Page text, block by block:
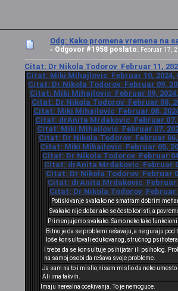
Odg: Kako promena vremena na
« Odgovor #1958 poslato: Februar 17,
Citat: Dr Nikola Todorov Februar 11,
Citat: Miki Mihajlovic Februar 10, 2024,
Citat: Dr Nikola Todorov Februar 09,
Citat: Miki Mihajlovic Februar 09, 2024,
Citat: Dr Nikola Todorov Februar 08,
Citat: Miki Mihajlovic Februar 08,
Citat: drAnita Mrdakovic Februar 07,
Citat: Miki Mihajlovic Februar 07,
Citat: Dr Nikola Todorov Februar 06,
Citat: Miki Mihajlovic Februar 05,
Citat: Dr Nikola Todorov Februar
Citat: drAnita Mrdakovic Februar
Citat: Dr Nikola Todorov Februar
Citat: drAnita Mrdakovic Februar
Citat: Dr Nikola Todorov Februar
Potiskivanje svakako ne smatram dobrim
Svakako nije dobar ako se često koristi, a
Primenjujemo svakako. Samo neko tako
Bitno je da se problemi rešavaju, a ne guraju
loše konsultovali edukovanog, stručnog
I treba da se konsultuje psihijatar ili psiholog.
na samoj osobi da rešava svoje probleme.
Ja sam na to i mislio,nisam mislio da neko
Ali ima takvih.
Imaju nerealna ocekivanja. To je nemoguce.